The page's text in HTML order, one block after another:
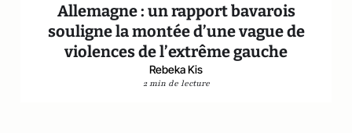
Allemagne : un rapport bavarois
souligne la montée d’une vague de
violences de l’extrême gauche
Rebeka Kis
2 min de lecture